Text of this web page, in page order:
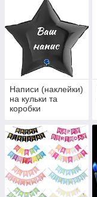
Написи (наклейки)
на кульки та
коробки